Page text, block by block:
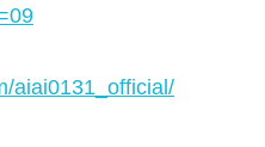
aiai0131_official/